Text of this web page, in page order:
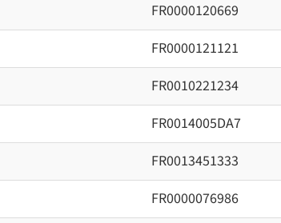
FR0000120669
FR0000121121
FR0010221234
FR0014005DA7
FR0013451333
FR0000076986